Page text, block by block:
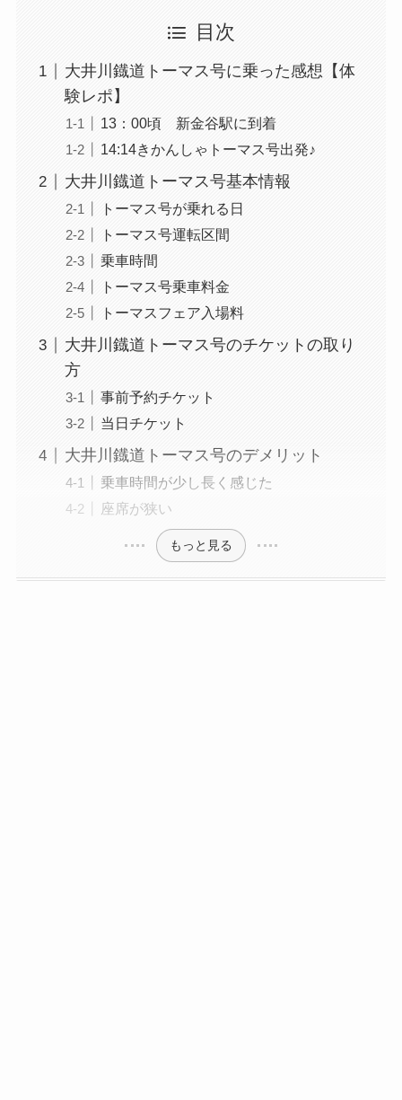
目次
大井川鐡道トーマス号に乗った感想【体
験レポ】
13：00頃 新金谷駅に到着
14:14きかんしゃトーマス号出発♪
大井川鐡道トーマス号基本情報
トーマス号が乗れる日
トーマス号運転区間
乗車時間
トーマス号乗車料金
トーマスフェア入場料
大井川鐡道トーマス号のチケットの取り
方
事前予約チケット
当日チケット
大井川鐡道トーマス号のデメリット
乗車時間が少し長く感じた
座席が狭い
もっと見る